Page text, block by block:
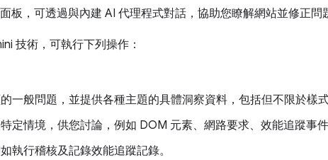
面板，可透過與內建 AI 代理程式對話，協助您瞭解網站並修正問
技術，可執行下列操作：
一般問題，並提供各種主題的具體洞察資料，包括但不限於樣式
定情境，供您討論，例如 DOM 元素、網路要求、效能追蹤事件
執行稽核及記錄效能追蹤記錄。